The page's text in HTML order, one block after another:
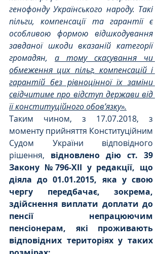
генофонду Українського народу. Такі
пільги, компенсації та гарантії є
особливою формою відшкодування
завданої шкоди вказаній категорії
громадян, а тому скасування чи
обмеження цих пільг, компенсацій і
гарантій без рівноцінної їх заміни
свідчитиме про відступ держави від
її конституційного обов’язку».
Таким чином, з 17.07.2018, з
моменту прийняття Конституційним
Судом України відповідного
рішення, відновлено дію ст. 39
Закону №796-ХІІ у редакції, що
діяла до 01.01.2015, яка у свою
чергу передбачає, зокрема,
здійснення виплати доплати до
пенсії непрацюючим
пенсіонерам, які проживають
відповідних територіях у таких